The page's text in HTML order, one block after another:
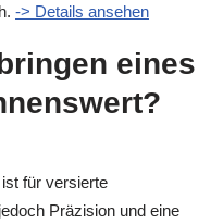
-> Details ansehen
eines
für versierte
Präzision und eine